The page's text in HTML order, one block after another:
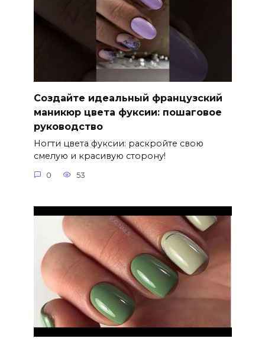
Создайте идеальный французский
маникюр цвета фуксии: пошаговое
руководство
Ногти цвета фуксии: раскройте свою
смелую и красивую сторону!
0 53